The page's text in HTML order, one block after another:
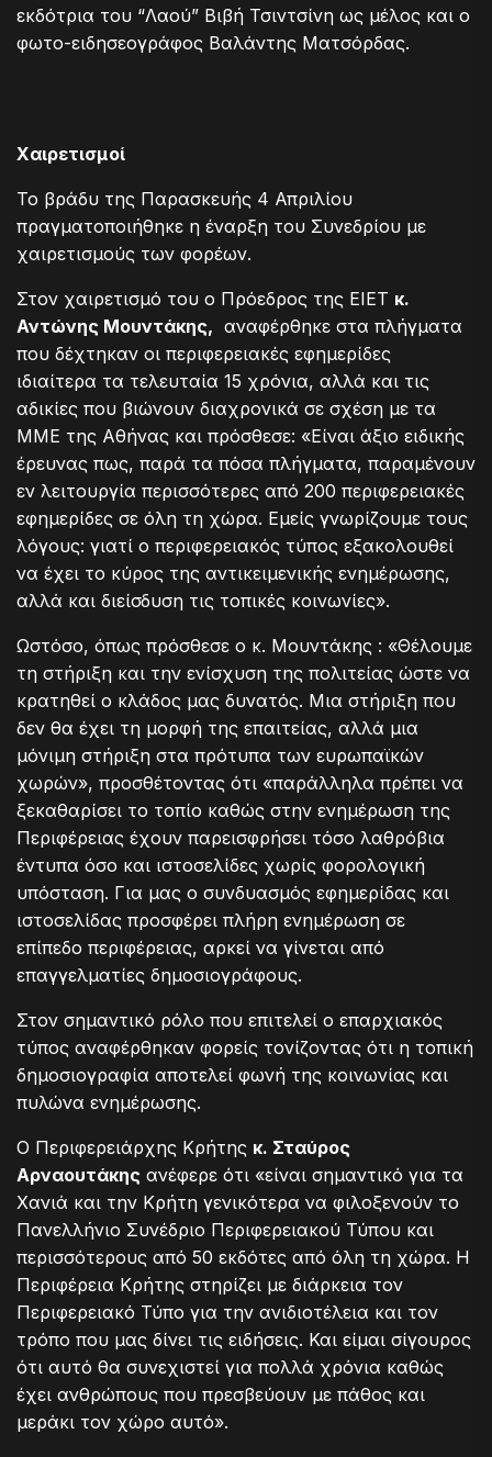
εκδότρια του “Λαού” Βιβή Τσιντσίνη ως μέλος και ο
φωτο-ειδησεογράφος Βαλάντης Ματσόρδας.
Χαιρετισμοί
Το βράδυ της Παρασκευής 4 Απριλίου
πραγματοποιήθηκε η έναρξη του Συνεδρίου με
χαιρετισμούς των φορέων.
Στον χαιρετισμό του ο Πρόεδρος της ΕΙΕΤ κ.
Αντώνης Μουντάκης, αναφέρθηκε στα πλήγματα
που δέχτηκαν οι περιφερειακές εφημερίδες
ιδιαίτερα τα τελευταία 15 χρόνια, αλλά και τις
αδικίες που βιώνουν διαχρονικά σε σχέση με τα
ΜΜΕ της Αθήνας και πρόσθεσε: «Είναι άξιο ειδικής
έρευνας πως, παρά τα πόσα πλήγματα, παραμένουν
εν λειτουργία περισσότερες από 200 περιφερειακές
εφημερίδες σε όλη τη χώρα. Εμείς γνωρίζουμε τους
λόγους: γιατί ο περιφερειακός τύπος εξακολουθεί
να έχει το κύρος της αντικειμενικής ενημέρωσης,
αλλά και διείσδυση τις τοπικές κοινωνίες».
Ωστόσο, όπως πρόσθεσε ο κ. Μουντάκης : «Θέλουμε
τη στήριξη και την ενίσχυση της πολιτείας ώστε να
κρατηθεί ο κλάδος μας δυνατός. Μια στήριξη που
δεν θα έχει τη μορφή της επαιτείας, αλλά μια
μόνιμη στήριξη στα πρότυπα των ευρωπαϊκών
χωρών», προσθέτοντας ότι «παράλληλα πρέπει να
ξεκαθαρίσει το τοπίο καθώς στην ενημέρωση της
Περιφέρειας έχουν παρεισφρήσει τόσο λαθρόβια
έντυπα όσο και ιστοσελίδες χωρίς φορολογική
υπόσταση. Για μας ο συνδυασμός εφημερίδας και
ιστοσελίδας προσφέρει πλήρη ενημέρωση σε
επίπεδο περιφέρειας, αρκεί να γίνεται από
επαγγελματίες δημοσιογράφους.
Στον σημαντικό ρόλο που επιτελεί ο επαρχιακός
τύπος αναφέρθηκαν φορείς τονίζοντας ότι η τοπική
δημοσιογραφία αποτελεί φωνή της κοινωνίας και
πυλώνα ενημέρωσης.
Ο Περιφερειάρχης Κρήτης κ. Σταύρος
Αρναουτάκης ανέφερε ότι «είναι σημαντικό για τα
Χανιά και την Κρήτη γενικότερα να φιλοξενούν το
Πανελλήνιο Συνέδριο Περιφερειακού Τύπου και
περισσότερους από 50 εκδότες από όλη τη χώρα. Η
Περιφέρεια Κρήτης στηρίζει με διάρκεια τον
Περιφερειακό Τύπο για την ανιδιοτέλεια και τον
τρόπο που μας δίνει τις ειδήσεις. Και είμαι σίγουρος
ότι αυτό θα συνεχιστεί για πολλά χρόνια καθώς
έχει ανθρώπους που πρεσβεύουν με πάθος και
μεράκι τον χώρο αυτό».